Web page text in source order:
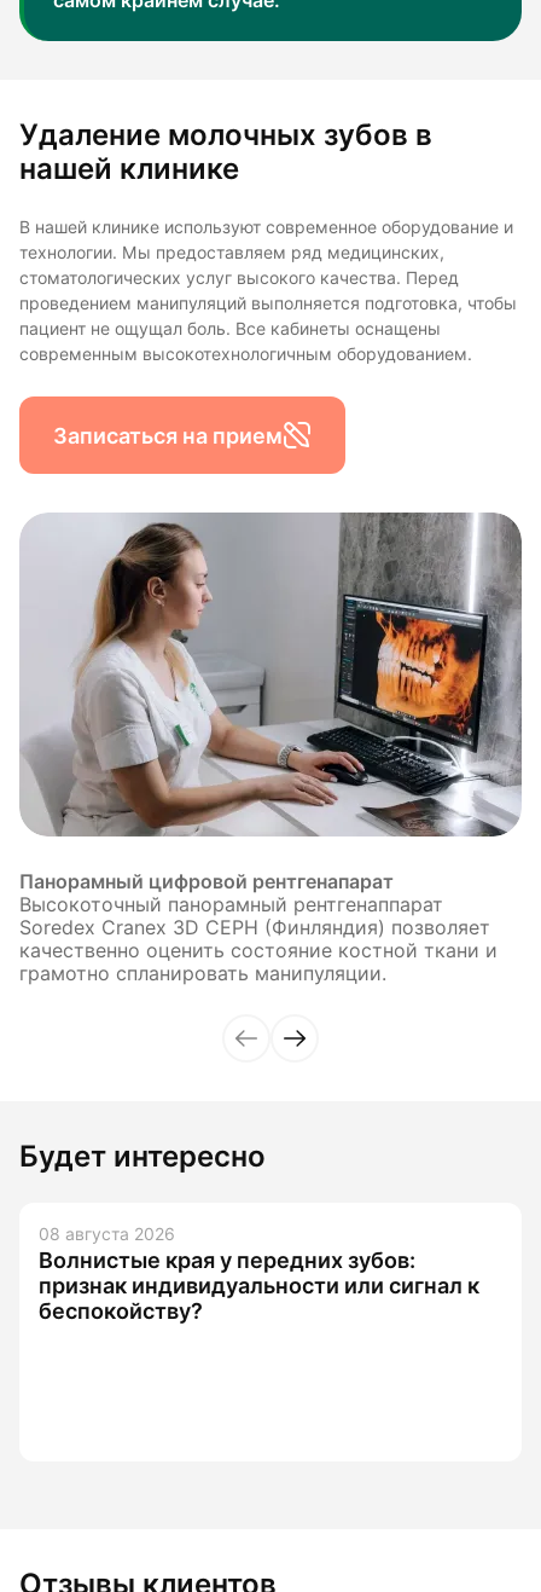
Удаление молочных зубов в
нашей клинике
В нашей клинике используют современное оборудование и
технологии. Мы предоставляем ряд медицинских,
стоматологических услуг высокого качества. Перед
проведением манипуляций выполняется подготовка, чтобы
пациент не ощущал боль. Все кабинеты оснащены
современным высокотехнологичным оборудованием.
Записаться на прием
Панорамный цифровой рентгенапарат
Высокоточный панорамный рентгенаппарат
Soredex Cranex 3D CEPH (Финляндия) позволяет
качественно оценить состояние костной ткани и
грамотно спланировать манипуляции.
Будет интересно
08 августа 2026
Волнистые края у передних зубов:
признак индивидуальности или сигнал к
беспокойству?
Отзывы клиентов